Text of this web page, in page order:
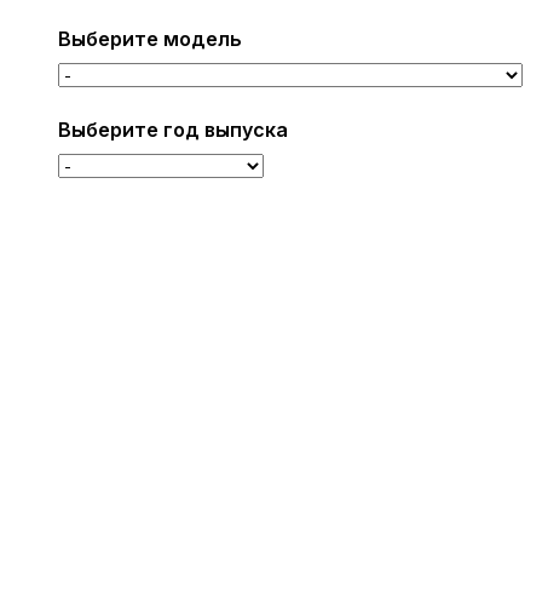
Выберите модель
Выберите год выпуска